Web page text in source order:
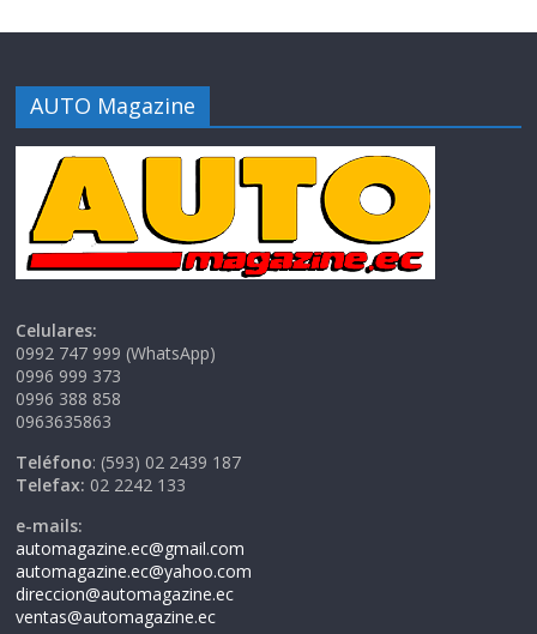
AUTO Magazine
Celulares:
0992 747 999 (WhatsApp)
0996 999 373
0996 388 858
0963635863
Teléfono: (593) 02 2439 187
Telefax: 02 2242 133
e-mails:
automagazine.ec@gmail.com
automagazine.ec@yahoo.com
direccion@automagazine.ec
ventas@automagazine.ec